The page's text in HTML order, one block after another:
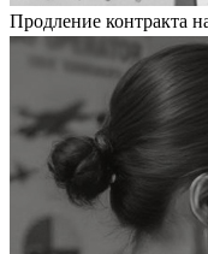
Продление контракта
добровольно?